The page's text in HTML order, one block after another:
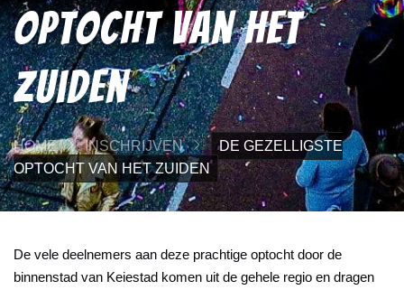
Optocht van het
Zuiden
HOME INSCHRIJVEN
DE GEZELLIGSTE
OPTOCHT VAN HET ZUIDEN
De vele deelnemers aan deze prachtige optocht door de
binnenstad van Keiestad komen uit de gehele regio en dragen